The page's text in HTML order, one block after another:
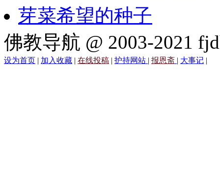
芽菜希望的种子
佛教导航 @ 2003-2021
设为首页 | 加入收藏 | 在线投稿 | 护持网站 | 报恩斋 | 大事记 |